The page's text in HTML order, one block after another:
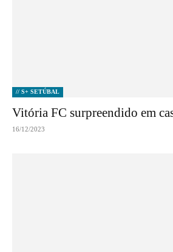
// S+ SETÚBAL
Vitória FC surpreendido em
16/12/2023